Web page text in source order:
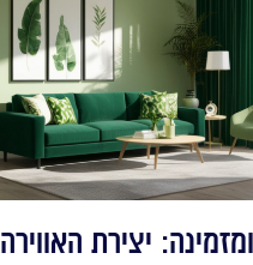
יצירת האווירה